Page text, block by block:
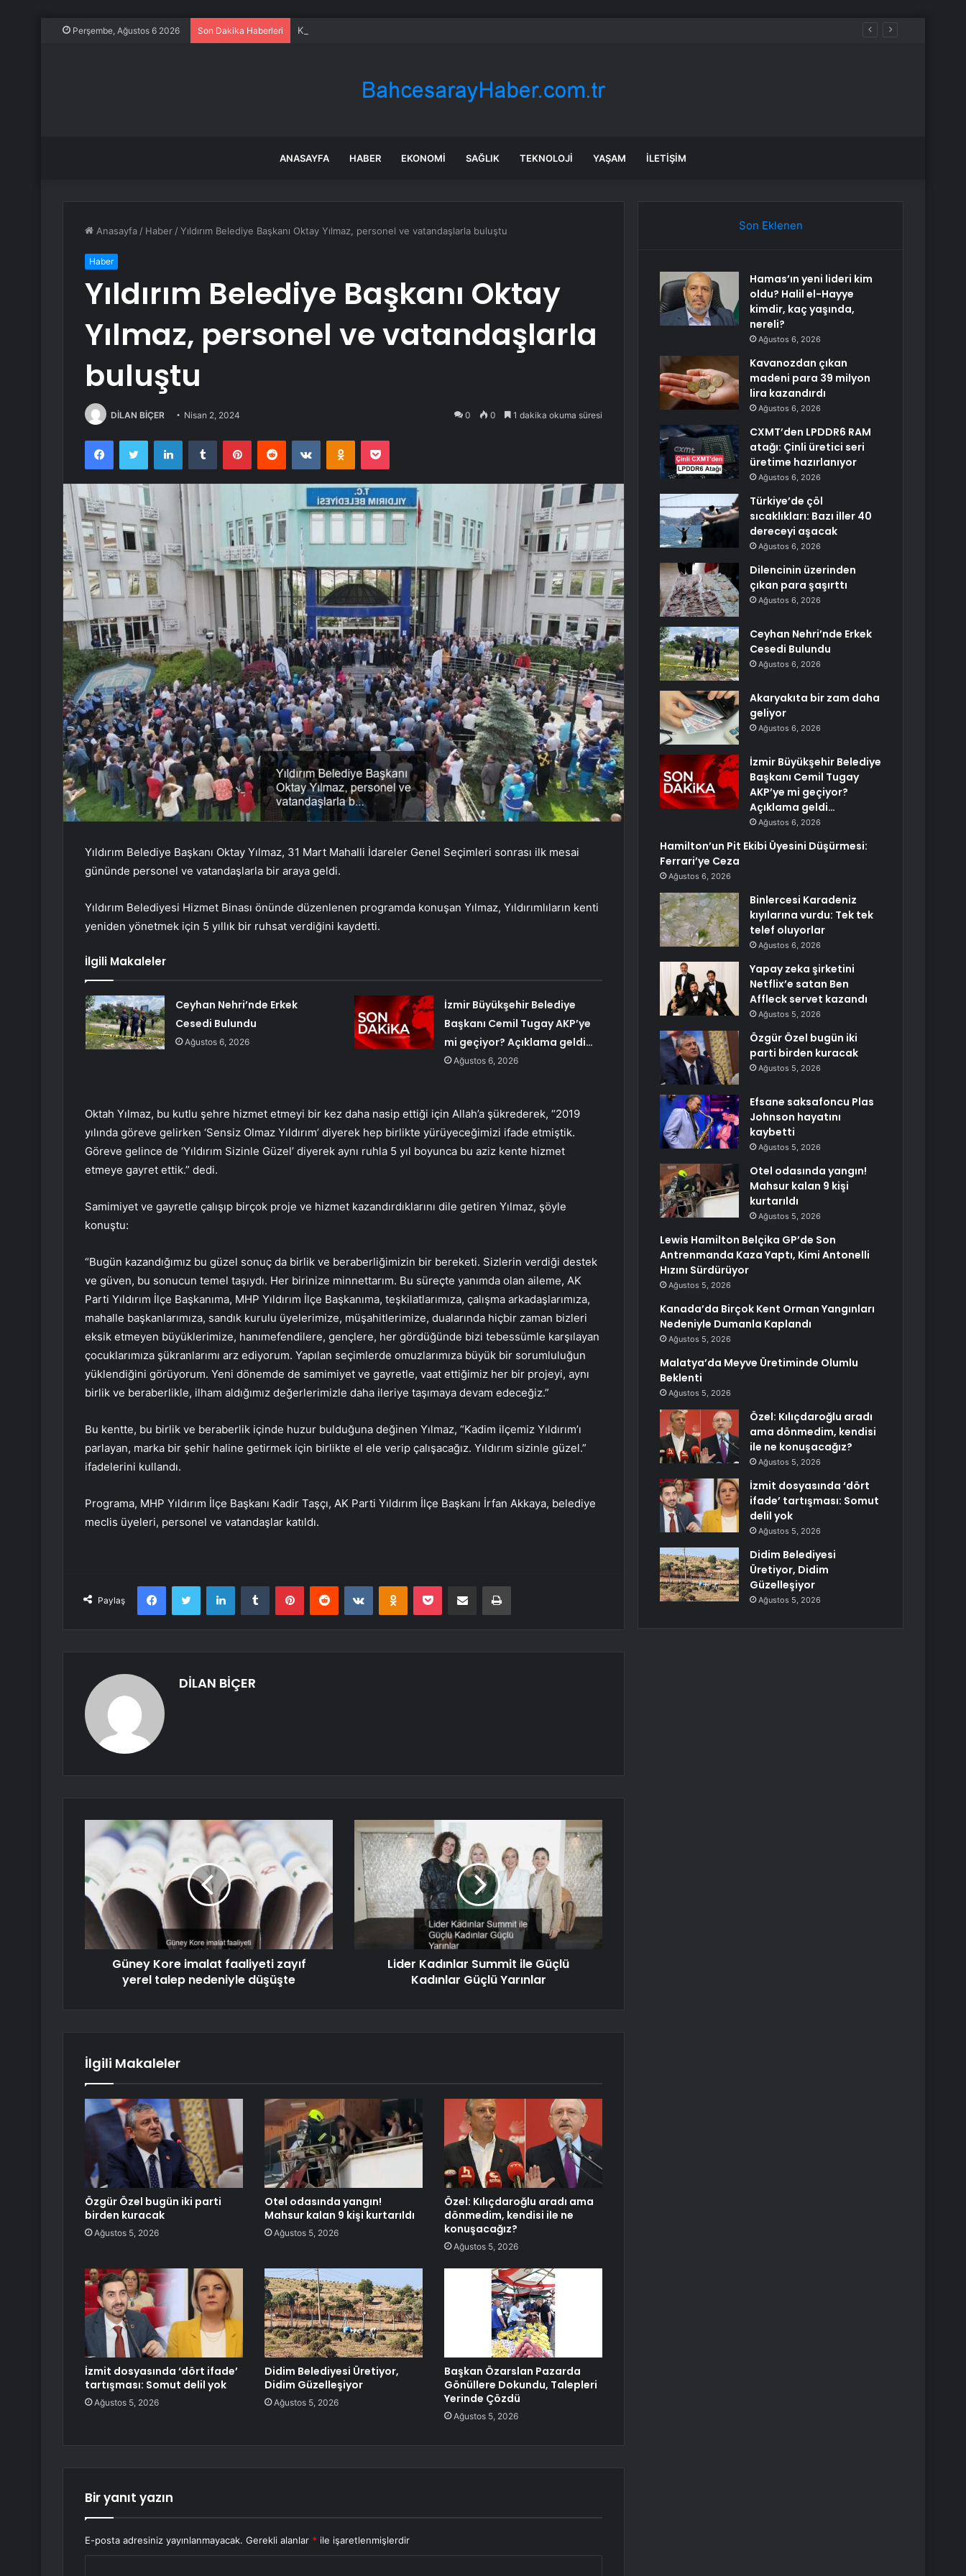
Perşembe, Ağustos 6 2026 Son Dakika Haberleri Kavanozdan çıkan madeni para 39 milyon lira kazandırdı
ANASAYFA HABER EKONOMI SAĞLIK TEKNOLOJI YAŞAM İLETIŞIM
Anasayfa / Haber /Yıldırım Belediye Başkanı Oktay Yılmaz, personel ve vatandaşlarla buluştu
Haber
Yıldırım Belediye Başkanı Oktay
Yılmaz, personel ve vatandaşlarla
buluştu
DİLAN BİÇER Nisan 2, 2024 0 0 1 dakika okuma süresi
FacebookTwitter LinkedInTumblr PinterestReddit VKontakteOdnoklassniki
Pocket
Yıldırım Belediye Başkanı Oktay Yılmaz, 31 Mart Mahalli İdareler Genel Seçimleri sonrası ilk mesai
gününde personel ve vatandaşlarla bir araya geldi.
Yıldırım Belediyesi Hizmet Binası önünde düzenlenen programda konuşan Yılmaz, Yıldırımlıların kenti
yeniden yönetmek için 5 yıllık bir ruhsat verdiğini kaydetti.
İlgili Makaleler
Ceyhan Nehri’nde Erkek
Cesedi Bulundu
Ağustos 6, 2026
İzmir Büyükşehir Belediye
Başkanı Cemil Tugay AKP’ye
mi geçiyor? Açıklama geldi…
Ağustos 6, 2026
Oktah Yılmaz, bu kutlu şehre hizmet etmeyi bir kez daha nasip ettiği için Allah’a şükrederek, “2019
yılında göreve gelirken ‘Sensiz Olmaz Yıldırım’ diyerek hep birlikte yürüyeceğimizi ifade etmiştik.
Göreve gelince de ‘Yıldırım Sizinle Güzel’ diyerek aynı ruhla 5 yıl boyunca bu aziz kente hizmet
etmeye gayret ettik.” dedi.
Samimiyet ve gayretle çalışıp birçok proje ve hizmet kazandırdıklarını dile getiren Yılmaz, şöyle
konuştu:
“Bugün kazandığımız bu güzel sonuç da birlik ve beraberliğimizin bir bereketi. Sizlerin verdiği destek
ve güven, bu sonucun temel taşıydı. Her birinize minnettarım. Bu süreçte yanımda olan aileme, AK
Parti Yıldırım İlçe Başkanıma, MHP Yıldırım İlçe Başkanıma, teşkilatlarımıza, çalışma arkadaşlarımıza,
mahalle başkanlarımıza, sandık kurulu üyelerimize, müşahitlerimize, dualarında hiçbir zaman bizleri
eksik etmeyen büyüklerimize, hanımefendilere, gençlere, her gördüğünde bizi tebessümle karşılayan
çocuklarımıza şükranlarımı arz ediyorum. Yapılan seçimlerde omuzlarımıza büyük bir sorumluluğun
yüklendiğini görüyorum. Yeni dönemde de samimiyet ve gayretle, vaat ettiğimiz her bir projeyi, aynı
birlik ve beraberlikle, ilham aldığımız değerlerimizle daha ileriye taşımaya devam edeceğiz.”
Bu kentte, bu birlik ve beraberlik içinde huzur bulduğuna değinen Yılmaz, “Kadim ilçemiz Yıldırım’ı
parlayan, marka bir şehir haline getirmek için birlikte el ele verip çalışacağız. Yıldırım sizinle güzel.”
ifadelerini kullandı.
Programa, MHP Yıldırım İlçe Başkanı Kadir Taşçı, AK Parti Yıldırım İlçe Başkanı İrfan Akkaya, belediye
meclis üyeleri, personel ve vatandaşlar katıldı.
Paylaş
FacebookTwitter LinkedInTumblr PinterestReddit VKontakteOdnoklassniki
Pocket E-Posta ile paylaş Yazdır
DİLAN BİÇER
Güney Kore imalat faaliyeti zayıf
yerel talep nedeniyle düşüşte
Lider Kadınlar Summit ile Güçlü
Kadınlar Güçlü Yarınlar
İlgili Makaleler
Özgür Özel bugün iki parti
birden kuracak
Ağustos 5, 2026
Otel odasında yangın!
Mahsur kalan 9 kişi kurtarıldı
Ağustos 5, 2026
Özel: Kılıçdaroğlu aradı ama
dönmedim, kendisi ile ne
konuşacağız?
Ağustos 5, 2026
İzmit dosyasında ‘dört ifade’
tartışması: Somut delil yok
Ağustos 5, 2026
Didim Belediyesi Üretiyor,
Didim Güzelleşiyor
Ağustos 5, 2026
Başkan Özarslan Pazarda
Gönüllere Dokundu, Talepleri
Yerinde Çözdü
Ağustos 5, 2026
Bir yanıt yazın
E-posta adresiniz yayınlanmayacak. Gerekli alanlar * ile işaretlenmişlerdir
Son Eklenen
Hamas’ın yeni lideri kim
oldu? Halil el-Hayye
kimdir, kaç yaşında,
nereli?
Ağustos 6, 2026
Kavanozdan çıkan
madeni para 39 milyon
lira kazandırdı
Ağustos 6, 2026
CXMT’den LPDDR6 RAM
atağı: Çinli üretici seri
üretime hazırlanıyor
Ağustos 6, 2026
Türkiye’de çöl
sıcaklıkları: Bazı iller 40
dereceyi aşacak
Ağustos 6, 2026
Dilencinin üzerinden
çıkan para şaşırttı
Ağustos 6, 2026
Ceyhan Nehri’nde Erkek
Cesedi Bulundu
Ağustos 6, 2026
Akaryakıta bir zam daha
geliyor
Ağustos 6, 2026
İzmir Büyükşehir Belediye
Başkanı Cemil Tugay
AKP’ye mi geçiyor?
Açıklama geldi…
Ağustos 6, 2026
Hamilton’un Pit Ekibi Üyesini Düşürmesi:
Ferrari’ye Ceza
Ağustos 6, 2026
Binlercesi Karadeniz
kıyılarına vurdu: Tek tek
telef oluyorlar
Ağustos 6, 2026
Yapay zeka şirketini
Netflix’e satan Ben
Affleck servet kazandı
Ağustos 5, 2026
Özgür Özel bugün iki
parti birden kuracak
Ağustos 5, 2026
Efsane saksafoncu Plas
Johnson hayatını
kaybetti
Ağustos 5, 2026
Otel odasında yangın!
Mahsur kalan 9 kişi
kurtarıldı
Ağustos 5, 2026
Lewis Hamilton Belçika GP’de Son
Antrenmanda Kaza Yaptı, Kimi Antonelli
Hızını Sürdürüyor
Ağustos 5, 2026
Kanada’da Birçok Kent Orman Yangınları
Nedeniyle Dumanla Kaplandı
Ağustos 5, 2026
Malatya’da Meyve Üretiminde Olumlu
Beklenti
Ağustos 5, 2026
Özel: Kılıçdaroğlu aradı
ama dönmedim, kendisi
ile ne konuşacağız?
Ağustos 5, 2026
İzmit dosyasında ‘dört
ifade’ tartışması: Somut
delil yok
Ağustos 5, 2026
Didim Belediyesi
Üretiyor, Didim
Güzelleşiyor
Ağustos 5, 2026